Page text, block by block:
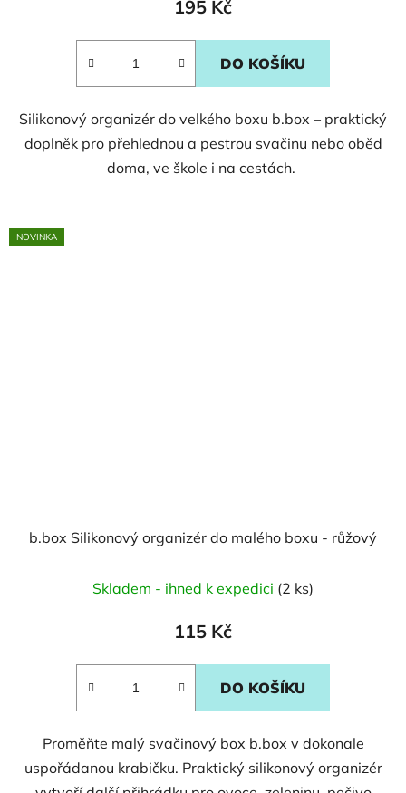
195 Kč
DO KOŠÍKU
Silikonový organizér do velkého boxu b.box – praktický
doplněk pro přehlednou a pestrou svačinu nebo oběd
doma, ve škole i na cestách.
NOVINKA
b.box Silikonový organizér do malého boxu - růžový
Skladem - ihned k expedici (2 ks)
115 Kč
DO KOŠÍKU
Proměňte malý svačinový box b.box v dokonale
uspořádanou krabičku. Praktický silikonový organizér